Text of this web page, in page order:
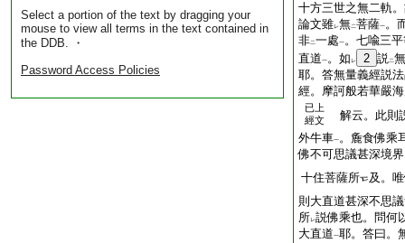
Select a portion of the text by dragging your
mouse to view all terms in the text contained in
the DDB. ・
Password Access Policies
十方三世之無二軌
論文雖レ無二菩薩一。
非二一處一。七喩三
直道一。如 レ 2 説二
耶。答無量義經説
經。摩訶般若華嚴
已上
經文
解云。此則
外牛車一。麁食佛乘
佛不可思議甚深境
十住菩薩所
及。
則大直道甚深不思
所レ説佛乘也。問何
大直道一耶。答曰。